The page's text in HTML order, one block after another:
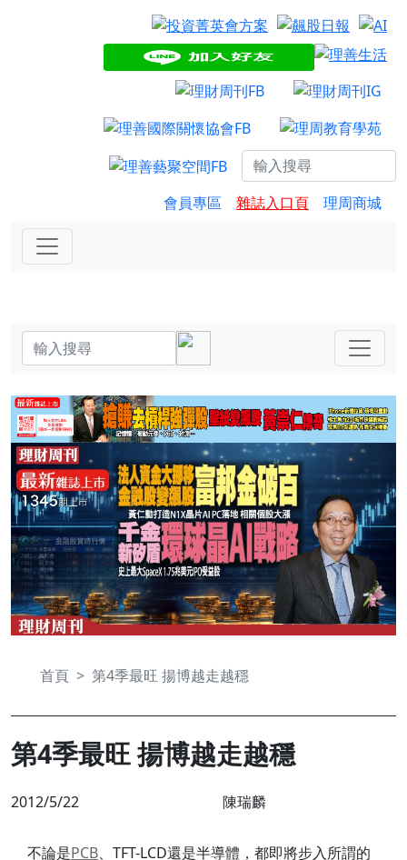
會員專區 雜誌入口頁 理周商城
首頁 第4季最旺 揚博越走越穩
第4季最旺 揚博越走越穩
2012/5/22 陳瑞麟
不論是PCB、TFT-LCD還是半導體，都即將步入所謂的